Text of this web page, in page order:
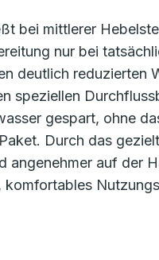
bei mittlerer
nur bei
deutlich reduzierten
speziellen
gespart, ohne
Durch das
angenehmer auf der